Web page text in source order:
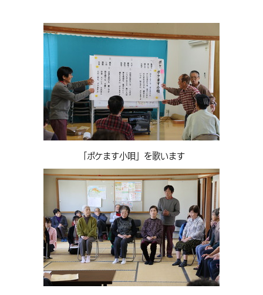
「ボケます小唄」を歌います